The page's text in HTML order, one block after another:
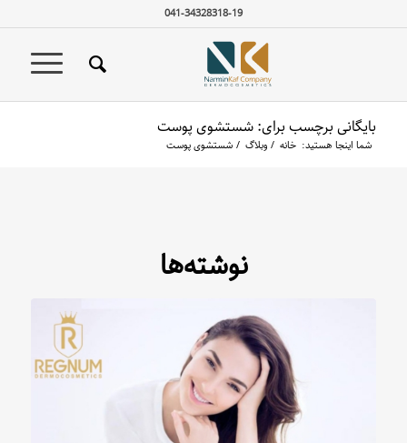
041-34328318-19
بایگانی برچسب برای: شستشوی پوست
شما اینجا هستید: خانه / وبلاگ / شستشوی پوست
نوشته‌ها